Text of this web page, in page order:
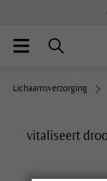
Lichaamsverzorging
vitaliseert